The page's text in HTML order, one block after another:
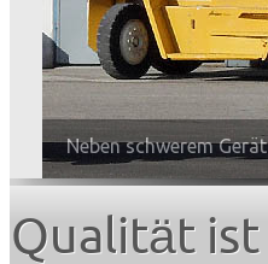
Neben schwerem
Qualität ist